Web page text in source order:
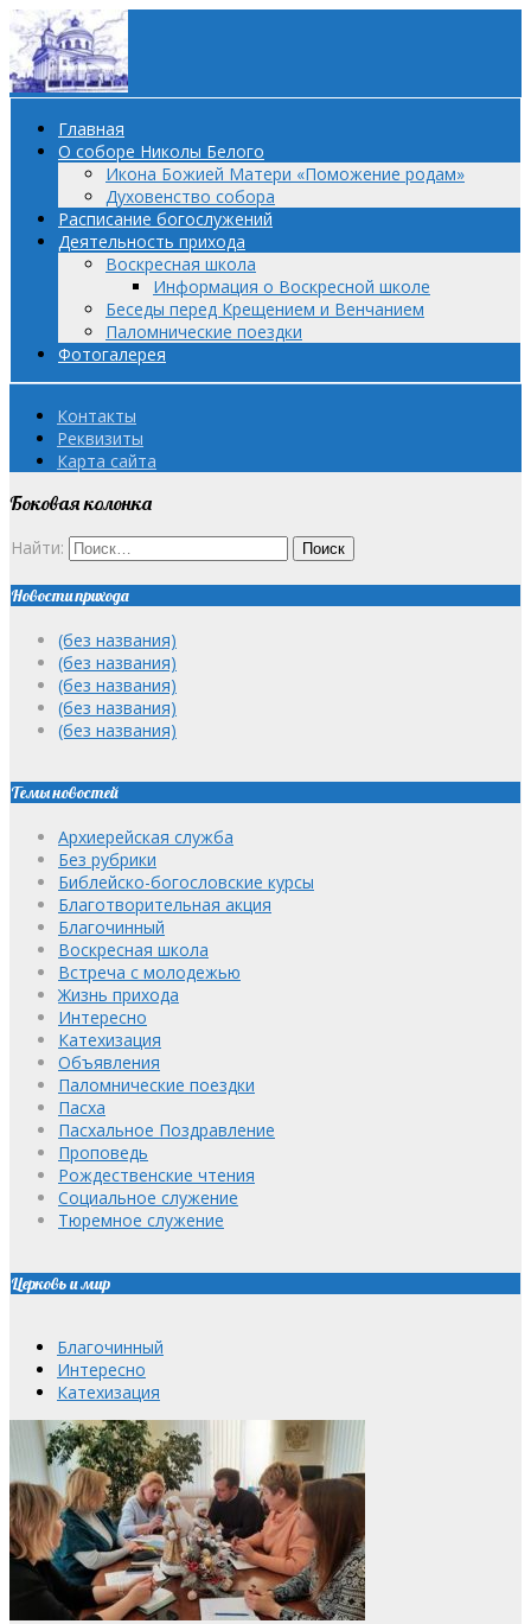
Главная
О соборе Николы Белого
Икона Божией Матери «Поможение родам»
Духовенство собора
Расписание богослужений
Деятельность прихода
Воскресная школа
Информация о Воскресной школе
Беседы перед Крещением и Венчанием
Паломнические поездки
Фотогалерея
Контакты
Реквизиты
Карта сайта
Боковая колонка
Найти:
Новости прихода
(без названия)
(без названия)
(без названия)
(без названия)
(без названия)
Темы новостей
Архиерейская служба
Без рубрики
Библейско-богословские курсы
Благотворительная акция
Благочинный
Воскресная школа
Встреча с молодежью
Жизнь прихода
Интересно
Катехизация
Объявления
Паломнические поездки
Пасха
Пасхальное Поздравление
Проповедь
Рождественские чтения
Социальное служение
Тюремное служение
Церковь и мир
Благочинный
Интересно
Катехизация